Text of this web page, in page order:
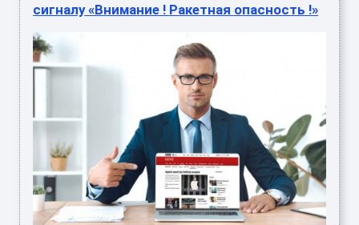
сигналу «Внимание ! Ракетная опасность !»